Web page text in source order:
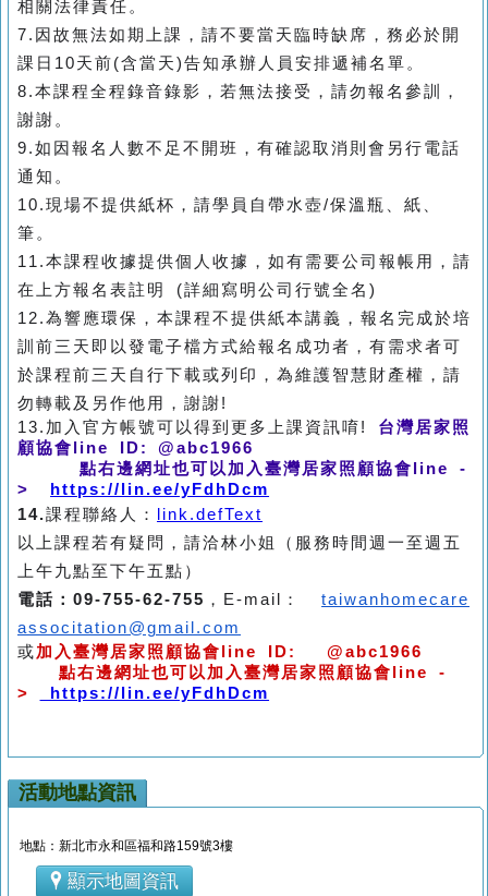
相關法律責任。
7.因故無法如期上課，請不要當天臨時缺席，務必於開
課日10天前(含當天)告知承辦人員安排遞補名單。
8.本課程全程錄音錄影，若無法接受，請勿報名參訓，
謝謝。
9.如因報名人數不足不開班，有確認取消則會另行電話
通知。
10.現場不提供紙杯，請學員自帶水壺/保溫瓶、紙、
筆。
11.本課程收據提供個人收據，如有需要公司報帳用，請
在上方報名表註明 (詳細寫明公司行號全名)
12.為響應環保，本課程不提供紙本講義，報名完成於培
訓前三天即以發電子檔方式給報名成功者，有需求者可
於課程前三天自行下載或列印，為維護智慧財產權，請
勿轉載及另作他用，謝謝!
13.加入官方帳號可以得到更多上課資訊唷! 台灣居家照
顧協會line ID: @abc1966
點右邊網址也可以加入臺灣居家照顧協會line -
>
https://lin.ee/yFdhDcm
14.課程聯絡人：
link.defText
以上課程若有疑問，請洽林小姐（服務時間週一至週五
上午九點至下午五點）
電話：09-755-62-755 ，E-mail：taiwanhomecare
associtation@gmail.com
或加入臺灣居家照顧協會line ID: @abc1966
點右邊網址也可以加入臺灣居家照顧協會line -
>
https://lin.ee/yFdhDcm
活動地點資訊
地點：新北市永和區福和路159號3樓
顯示地圖資訊